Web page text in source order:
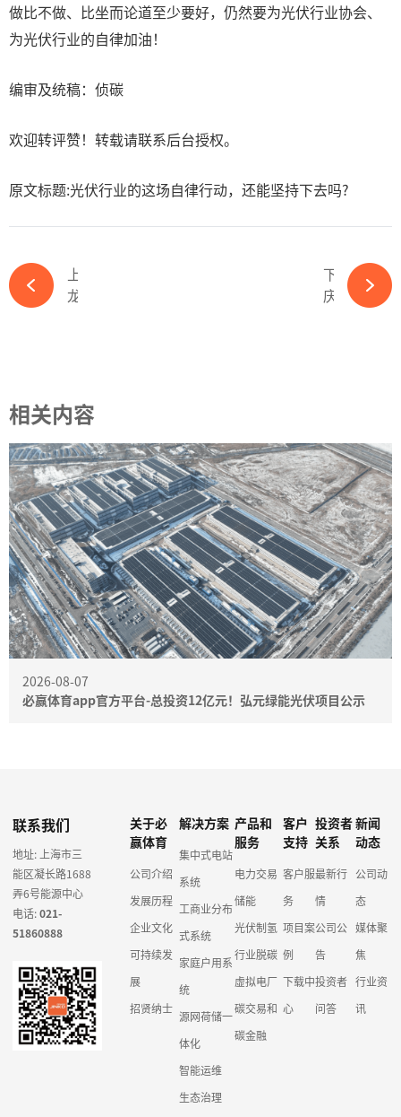
做比不做、比坐而论道至少要好，仍然要为光伏行业协会、
为光伏行业的自律加油！
编审及统稿：侦碳
欢迎转评赞！转载请联系后台授权。
原文标题:光伏行业的这场自律行动，还能坚持下去吗?
下一篇
庆生210五周岁，开放、创新、生态引领行业发展新模式-必赢体育app官方平台
相关内容
2026-08-07
必赢体育app官方平台-总投资12亿元！弘元绿能光伏项目公示
联系我们
地址: 上海市三
能区凝长路1688
弄6号能源中心
电话:021-
51860888
关于必
赢体育
公司介绍
发展历程
企业文化
可持续发
展
招贤纳士
解决方案
集中式电站
系统
工商业分布
式系统
家庭户用系
统
源网荷储一
体化
智能运维
生态治理
产品和
服务
电力交易
储能
光伏制氢
行业脱碳
虚拟电厂
碳交易和
碳金融
客户
支持
客户服
务
项目案
例
下载中
心
投资者
关系
最新行
情
公司公
告
投资者
问答
新闻
动态
公司动
态
媒体聚
焦
行业资
讯